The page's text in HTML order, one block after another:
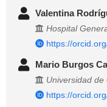
Valentina
Hospital
https://
Mario Burgos
Universidad de
https://